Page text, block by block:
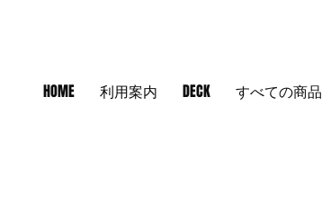
HOME 利用案内 DECK すべての商品